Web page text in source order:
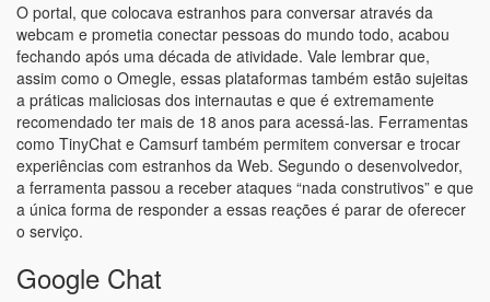
O portal, que colocava estranhos para conversar através da
webcam e prometia conectar pessoas do mundo todo, acabou
fechando após uma década de atividade. Vale lembrar que,
assim como o Omegle, essas plataformas também estão sujeitas
a práticas maliciosas dos internautas e que é extremamente
recomendado ter mais de 18 anos para acessá-las. Ferramentas
como TinyChat e Camsurf também permitem conversar e trocar
experiências com estranhos da Web. Segundo o desenvolvedor,
a ferramenta passou a receber ataques “nada construtivos” e que
a única forma de responder a essas reações é parar de oferecer
o serviço.
Google Chat